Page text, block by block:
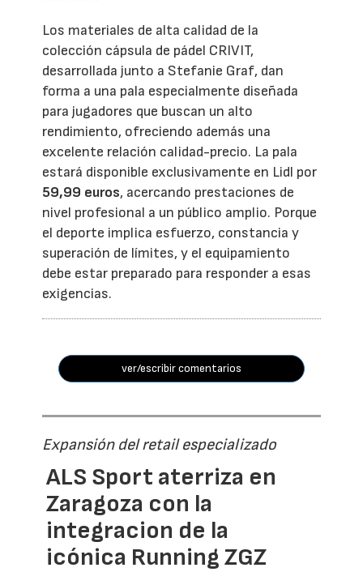
Los materiales de alta calidad de la
colección cápsula de pádel CRIVIT,
desarrollada junto a Stefanie Graf, dan
forma a una pala especialmente diseñada
para jugadores que buscan un alto
rendimiento, ofreciendo además una
excelente relación calidad-precio. La pala
estará disponible exclusivamente en Lidl por
59,99 euros, acercando prestaciones de
nivel profesional a un público amplio. Porque
el deporte implica esfuerzo, constancia y
superación de límites, y el equipamiento
debe estar preparado para responder a esas
exigencias.
ver/escribir comentarios
Expansión del retail especializado
ALS Sport aterriza en
Zaragoza con la
integracion de la
icónica Running ZGZ